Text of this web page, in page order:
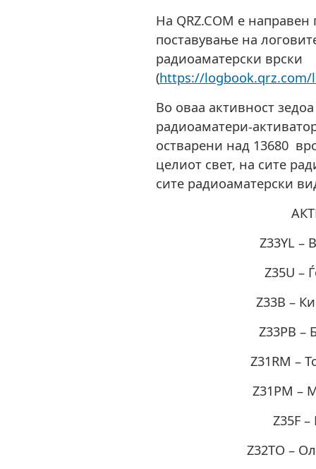
На QRZ.COM е
поставување на
радиоаматерски врски
(https://logbook.qrz.com/
Во оваа активност
радиоаматери-
остварени над 13680
целиот свет, на сите
сите радиоаматерски
Z33YL –
Z35U –
Z33B –
Z33PB –
Z31RM –
Z31PM –
Z35F
Z32TO –